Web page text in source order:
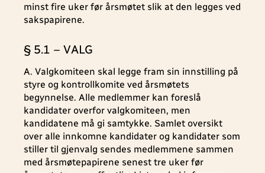
minst fire uker før årsmøtet slik at den legges ved
sakspapirene.
§ 5.1 – VALG
A. Valgkomiteen skal legge fram sin innstilling på
styre og kontrollkomite ved årsmøtets
begynnelse. Alle medlemmer kan foreslå
kandidater overfor valgkomiteen, men
kandidatene må gi samtykke. Samlet oversikt
over alle innkomne kandidater og kandidater som
stiller til gjenvalg sendes medlemmene sammen
med årsmøtepapirene senest tre uker før